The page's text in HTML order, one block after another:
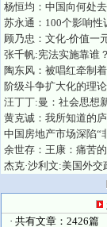
杨恒均：中国向何处去
苏永通：100个影响性
顾乃忠：文化-价值
张千帆:宪法实施靠
陶东风：被唱红牵制
阶级斗争扩大化的理
汪丁丁:曼：社会思想
黄克诚：我所知道的
中国房地产市场深陷“
余世存：王康：痛苦
杰克·沙利文:美国外
· 共有文章：2426篇